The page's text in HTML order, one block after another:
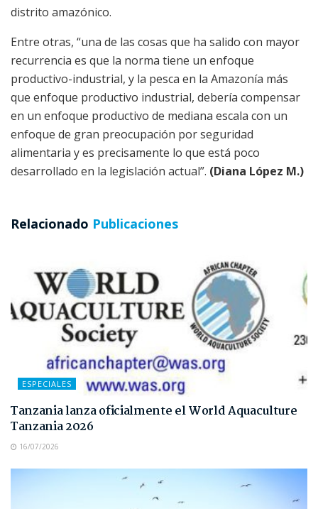
distrito amazónico.
Entre otras, “una de las cosas que ha salido con mayor
recurrencia es que la norma tiene un enfoque
productivo-industrial, y la pesca en la Amazonía más
que enfoque productivo industrial, debería compensar
en un enfoque productivo de mediana escala con un
enfoque de gran preocupación por seguridad
alimentaria y es precisamente lo que está poco
desarrollado en la legislación actual”. (Diana López M.)
Relacionado Publicaciones
ESPECIALES
Tanzania lanza oficialmente el World Aquaculture
Tanzania 2026
16/07/2026